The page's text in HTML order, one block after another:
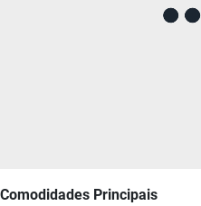
Comodidades Principais